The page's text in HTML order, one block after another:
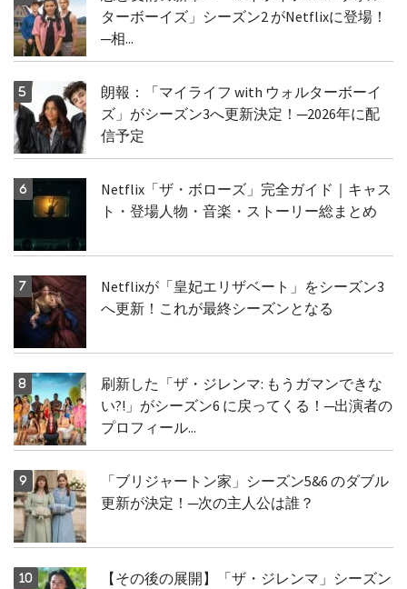
ターボーイズ」シーズン2 がNetflixに登場！
─相...
朗報：「マイライフ with ウォルターボーイ
ズ」がシーズン3へ更新決定！─2026年に配
信予定
Netflix「ザ・ボローズ」完全ガイド｜キャス
ト・登場人物・音楽・ストーリー総まとめ
Netflixが「皇妃エリザベート」をシーズン3
へ更新！これが最終シーズンとなる
刷新した「ザ・ジレンマ: もうガマンできな
い?!」がシーズン6 に戻ってくる！─出演者の
プロフィール...
「ブリジャートン家」シーズン5&6 のダブル
更新が決定！─次の主人公は誰？
【その後の展開】「ザ・ジレンマ」シーズン